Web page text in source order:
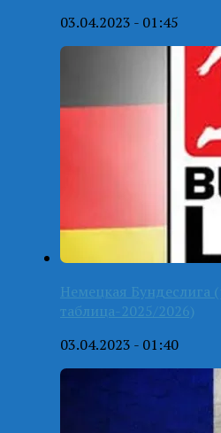
03.04.2023 - 01:45
Немецкая Бундеслига
таблица-2025/2026)
03.04.2023 - 01:40